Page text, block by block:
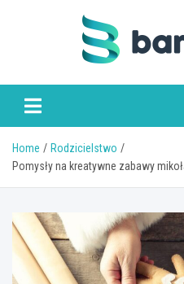
Home
Rodzicielstwo
Pomysły na kreatywne zabawy